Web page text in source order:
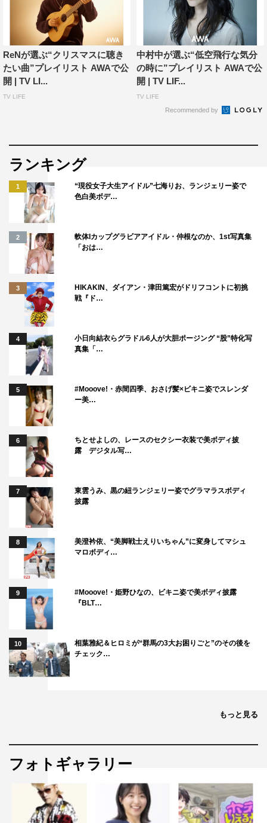
AWA
ReNが選ぶ“クリスマスに聴き
たい曲”プレイリスト AWAで公
開 | TV LI...
TV LIFE
中村中が選ぶ“低空飛行な気分
の時に”プレイリスト AWAで公
開 | TV LIF...
TV LIFE
Recommended by
ランキング
1
“現役女子大生アイドル”七海りお、ランジェリー姿で
色白美ボデ…
2
軟体Iカップグラビアアイドル・仲根なのか、1st写真集
「おは…
3
HIKAKIN、ダイアン・津田篤宏がドリフコントに初挑
戦『ド…
4
小日向結衣らグラドル6人が大胆ポージング “股”特化写
真集「…
5
#Mooove!・赤間四季、おさげ髪×ビキニ姿でスレンダ
ー美…
6
ちとせよしの、レースのセクシー衣装で美ボディ披
露 デジタル写…
7
東雲うみ、黒の紐ランジェリー姿でグラマラスボディ
披露
8
美澄衿依、“美脚戦士えりいちゃん”に変身してマシュ
マロボディ…
9
#Mooove!・姫野ひなの、ビキニ姿で美ボディ披露
『BLT…
10
相葉雅紀＆ヒロミが“群馬の3大お困りごと”のその後を
チェック…
もっと見る
フォトギャラリー